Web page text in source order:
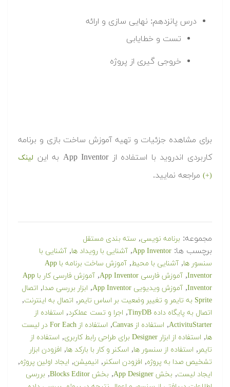
درس پانزدهم: نهایی سازی و ارائه
تست و خطایابی
خروجی گیری از پروژه
برای مشاهده جزئیات و تهیه آموزش ساخت بازی و برنامه
کاربردی اندروید با استفاده از App Inventor به این
لینک
(+) مراجعه نمایید.
مجموعه: برنامه نویسی, سته بندی مستقل
برچسب ها: App Inventor
, آشنایی با رویداد ها, آشنایی با
سنسور ها, آشنایی با محیط,
آموزش ساخت برنامه با App
Inventor
, آموزش فارسی App Inventor ,
آموزش فارسی کار با App
Inventor
, آموزش ویدیویی App Inventor , ابزار بررسی صدا, اتصال
Sprite به تایمر و تغییر وضعیت بر اساس تایمر
, اتصال به اینترنت,
اتصال به پایگاه داده TinyDB , اجرا و تست عملکرد, استفاده از
ActivituStarter
, استفاده از Canvas ,
استفاده از For Each در لیست
ها, استفاده از ابزار Designer برای طراحی رابط کاربری , استفاده از
تایمر, استفاده از سنسور ها, اسکنر و کار با بارکد ها, افزودن ابزار
تشخیص صدا به پروژه, افزودن اسکنر, انیمیشن, ایجاد اولین پروژه,
ایجاد لیست, بخش App Designer , بخش Blocks Editor , بررسی